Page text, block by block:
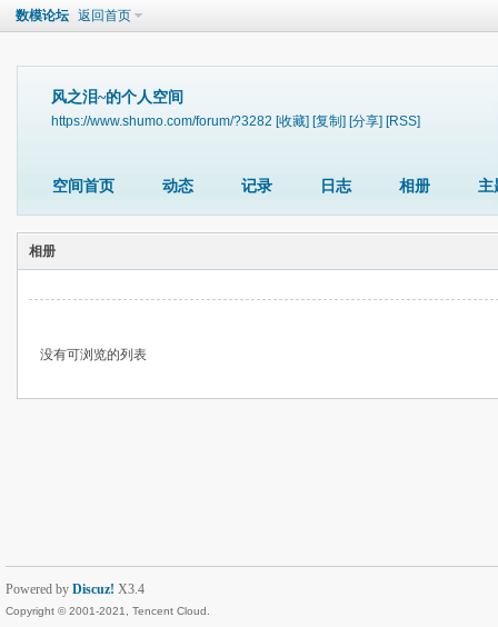
数模论坛 返回首页
风之泪~的个人空间
https://www.shumo.com/forum/?3282 [收藏] [复制] [分享] [RSS]
空间首页 动态 记录 日志 相册 主
相册
没有可浏览的列表
Powered by Discuz! X3.4
Copyright © 2001-2021, Tencent Cloud.